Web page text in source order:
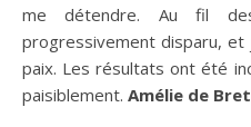
me détendre. Au fil
progressivement disparu, et
paix. Les résultats ont été
paisiblement. Amélie de